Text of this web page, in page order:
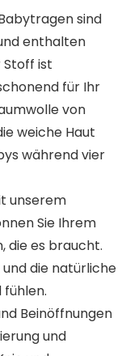
sind
enthalten
Stoff ist
für Ihr
von
weiche Haut
während vier
unserem
Sie Ihrem
die es braucht.
und die natürliche
fühlen.
Beinöffnungen
und